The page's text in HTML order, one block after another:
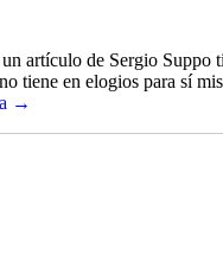
artículo de Sergio
tiene en elogios para sí
→